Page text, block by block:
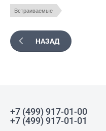
Встраиваемые
НАЗАД
+7 (499) 917-01-00
+7 (499) 917-01-01